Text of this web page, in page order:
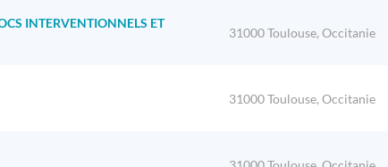
INTERVENTIONNELS ET
31000 Toulouse, Occitanie
31000 Toulouse, Occitanie